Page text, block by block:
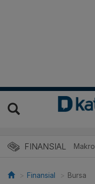
FINANSIAL Makro
Finansial Bursa